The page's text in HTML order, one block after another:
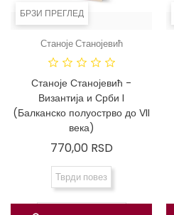
БРЗИ ПРЕГЛЕД
Станоје Станојевић
Станоје Станојевић -
Византија и Срби I
(Балканско полуострво до VII
века)
770,00 RSDЦена
Тврди повез